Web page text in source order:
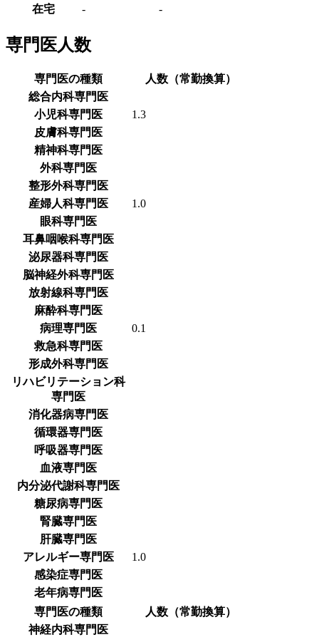
在宅
- -
専門医人数
専門医の種類
人数（常勤換算）
総合内科専門医
小児科専門医
1.3
皮膚科専門医
精神科専門医
外科専門医
整形外科専門医
産婦人科専門医
1.0
眼科専門医
耳鼻咽喉科専門医
泌尿器科専門医
脳神経外科専門医
放射線科専門医
麻酔科専門医
病理専門医
0.1
救急科専門医
形成外科専門医
リハビリテーション科
専門医
消化器病専門医
循環器専門医
呼吸器専門医
血液専門医
内分泌代謝科専門医
糖尿病専門医
腎臓専門医
肝臓専門医
アレルギー専門医
1.0
感染症専門医
老年病専門医
専門医の種類
人数（常勤換算）
神経内科専門医